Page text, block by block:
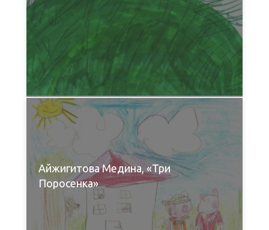
Айжигитова Медина, «Три
Поросенка»